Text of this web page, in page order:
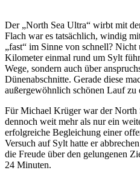
Der „North Sea Ultra“ wirbt mit
Flach war es tatsächlich, windig
„fast“ im Sinne von schnell? Nicht
Kilometer einmal rund um Sylt
Wege, sondern auch über
Dünenabschnitte. Gerade diese
außergewöhnlich schönen Lauf zu
Für Michael Krüger war der North
dennoch weit mehr als nur ein
erfolgreiche Begleichung einer
Versuch auf Sylt hatte er
die Freude über den gelungenen
24 Minuten.